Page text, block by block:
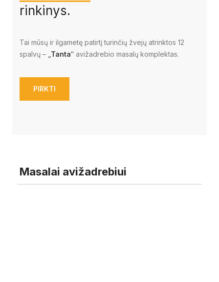
rinkinys.
Tai mūsų ir ilgametę patirtį turinčių žvejų atrinktos 12
spalvų –
Tanta“ avižadrebio masalų komplektas.
PIRKTI
Masalai avižadrebiui